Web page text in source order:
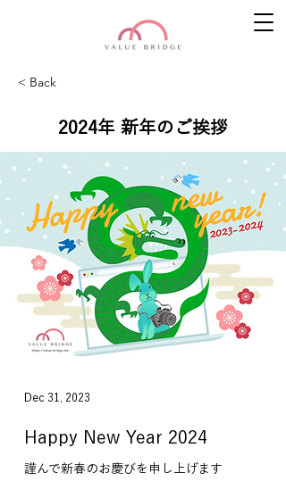
< Back
2024年 新年のご挨拶
Dec 31, 2023
Happy New Year 2024
謹んで新春のお慶びを申し上げます